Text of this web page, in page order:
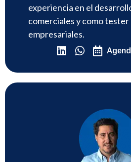
experiencia en el
comerciales y como
empresariales.